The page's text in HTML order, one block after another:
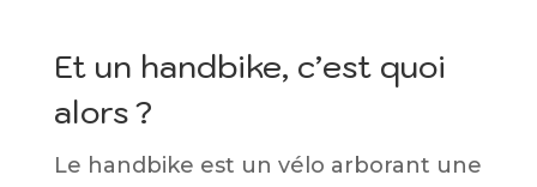
Et un handbike, c’est quoi
alors ?
Le handbike est un vélo arborant une